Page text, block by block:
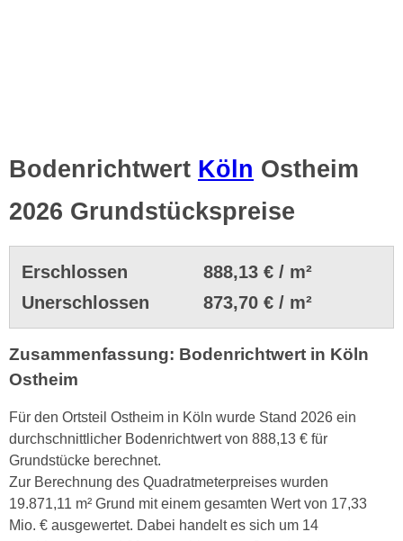
Bodenrichtwert Köln Ostheim
2026 Grundstückspreise
Erschlossen
888,13 € / m²
Unerschlossen
873,70 € / m²
Zusammenfassung: Bodenrichtwert in Köln
Ostheim
Für den Ortsteil Ostheim in Köln wurde Stand 2026 ein
durchschnittlicher Bodenrichtwert von 888,13 € für
Grundstücke berechnet.
Zur Berechnung des Quadratmeterpreises wurden
19.871,11 m² Grund mit einem gesamten Wert von 17,33
Mio. € ausgewertet. Dabei handelt es sich um 14